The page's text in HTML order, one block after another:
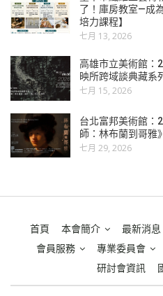
了！庫房教室—成
培力課程】
七月 13, 2026
高雄市立美術館
映所跨域談典藏系
七月 15, 2026
台北富邦美術館
師：林布蘭到哥雅
七月 29, 2026
首頁 本會簡介 最新消息
會員服務
專業委員會
研討會資訊